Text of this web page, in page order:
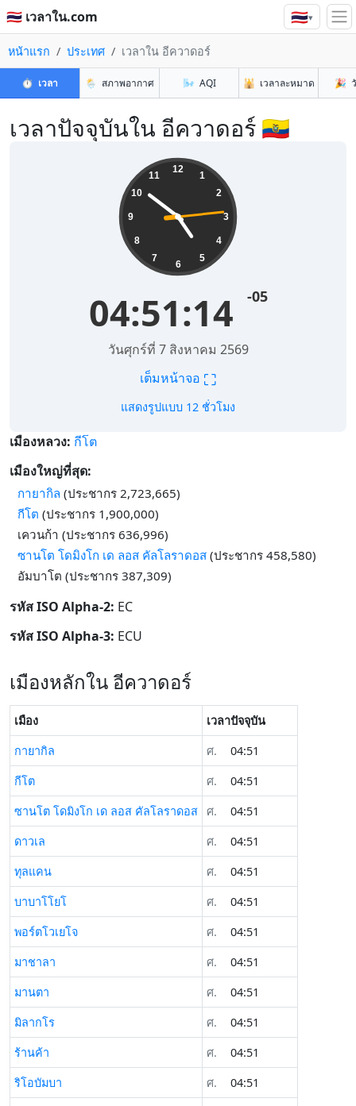
🇹🇭 เวลาใน.com 🇹🇭▾
หน้าแรก ประเทศ เวลาใน อีควาดอร์
⏱️ เวลา 🌦️ สภาพอากาศ 🌬️ AQI 🕌 เวลาละหมาด 🎉
เวลาปัจจุบันใน อีควาดอร์ 🇪🇨
12
1
2
3
4
5
6
7
8
9
10
11
04:51:15 -05
วันศุกร์ที่ 7 สิงหาคม 2569
เต็มหน้าจอ ⛶
แสดงรูปแบบ 12 ชั่วโมง
เมืองหลวง: กีโต
เมืองใหญ่ที่สุด:
กายากิล (ประชากร 2,723,665)
กีโต (ประชากร 1,900,000)
เควนก้า (ประชากร 636,996)
ซานโต โดมิงโก เด ลอส คัลโลราดอส (ประชากร 458,580)
อัมบาโต (ประชากร 387,309)
รหัส ISO Alpha-2: EC
รหัส ISO Alpha-3: ECU
เมืองหลักใน อีควาดอร์
เมือง
เวลาปัจจุบัน
กายากิล
ศ.
04:51
กีโต
ศ.
04:51
ซานโต โดมิงโก เด ลอส คัลโลราดอส ศ.
04:51
ดาวเล
ศ.
04:51
ทุลแคน
ศ.
04:51
บาบาโโยโ
ศ.
04:51
พอร์ตโวเยโจ
ศ.
04:51
มาชาลา
ศ.
04:51
มานตา
ศ.
04:51
มิลากโร
ศ.
04:51
ร้านค้า
ศ.
04:51
ริโอบัมบา
ศ.
04:51